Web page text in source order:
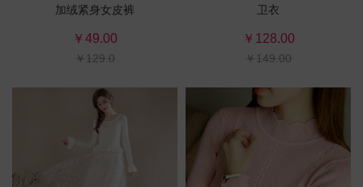
加绒紧身女皮裤
￥49.00
￥129.0
卫衣
￥128.00
￥149.00